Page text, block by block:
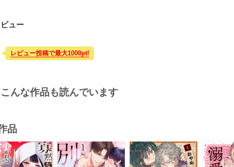
ュー
レビュー投稿で最大1000pt!
んな作品も読んでいます
品